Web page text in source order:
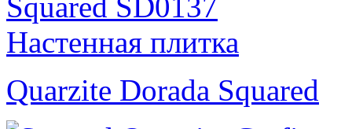
Quarzite Dorada Squared